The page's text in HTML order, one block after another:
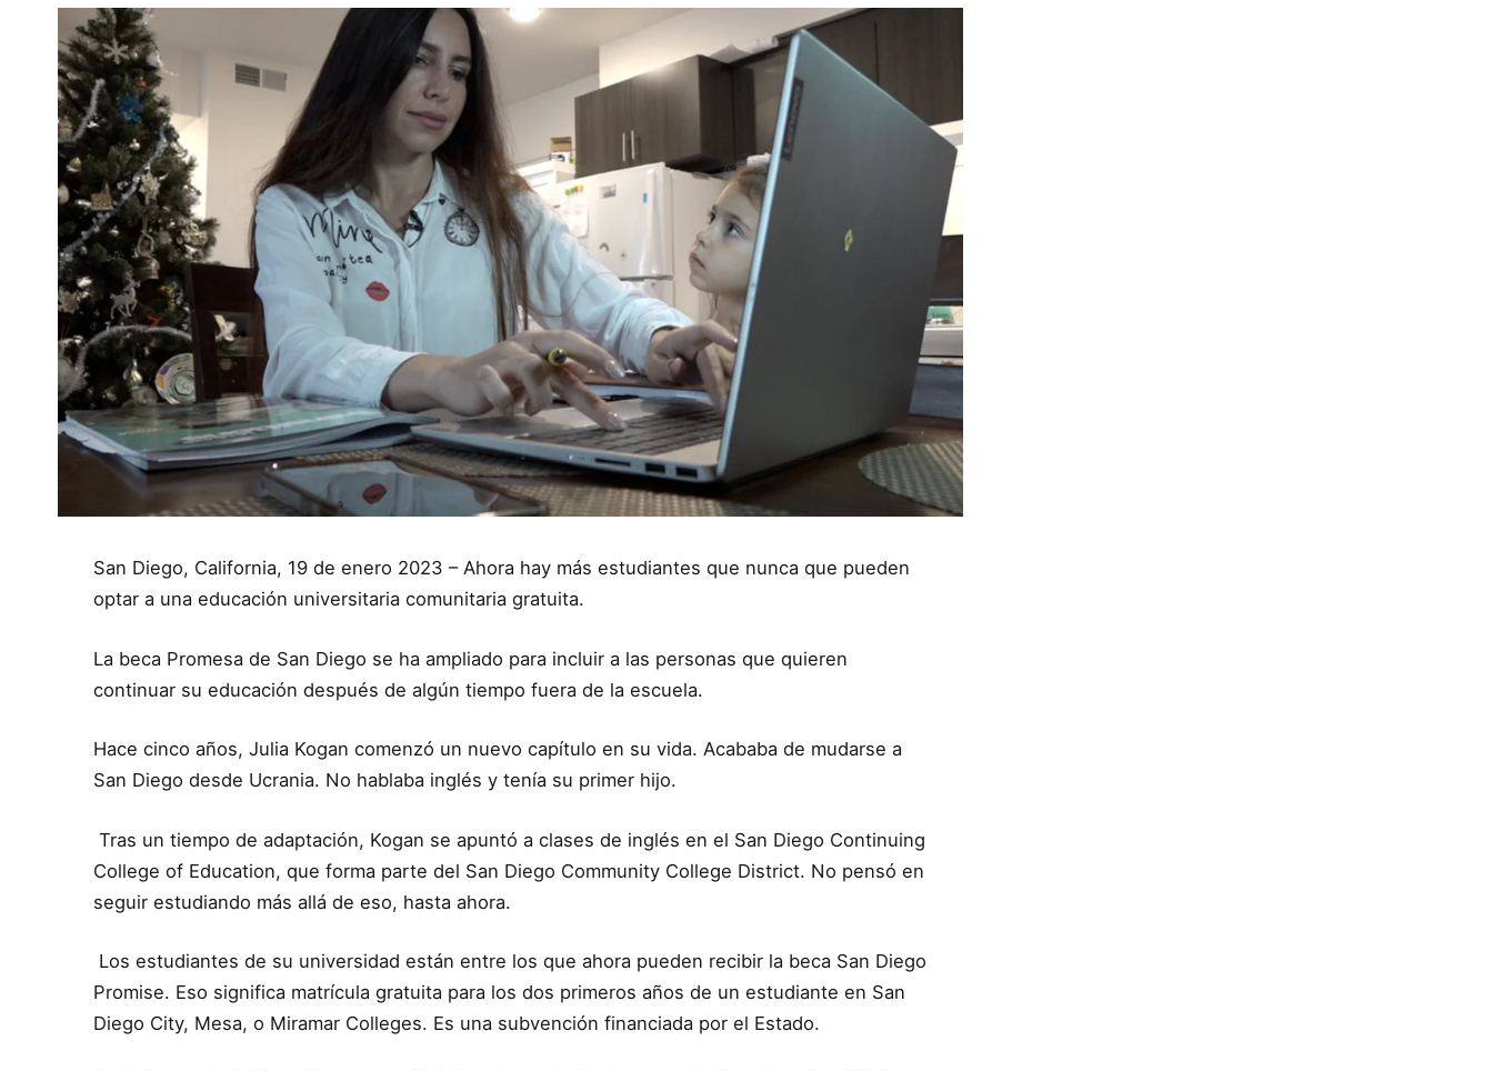
San Diego, California, 19 de enero 2023 – Ahora hay más estudiantes que nunca que pueden
optar a una educación universitaria comunitaria gratuita.
La beca Promesa de San Diego se ha ampliado para incluir a las personas que quieren
continuar su educación después de algún tiempo fuera de la escuela.
Hace cinco años, Julia Kogan comenzó un nuevo capítulo en su vida. Acababa de mudarse a
San Diego desde Ucrania. No hablaba inglés y tenía su primer hijo.
Tras un tiempo de adaptación, Kogan se apuntó a clases de inglés en el San Diego Continuing
College of Education, que forma parte del San Diego Community College District. No pensó en
seguir estudiando más allá de eso, hasta ahora.
Los estudiantes de su universidad están entre los que ahora pueden recibir la beca San Diego
Promise. Eso significa matrícula gratuita para los dos primeros años de un estudiante en San
Diego City, Mesa, o Miramar Colleges. Es una subvención financiada por el Estado.